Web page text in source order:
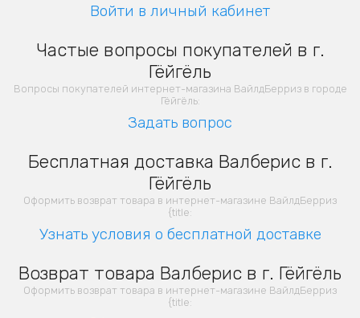
Войти в личный кабинет
Частые вопросы покупателей в г.
Гёйгёль
Вопросы покупателей интернет-магазина ВайлдБерриз в городе
Гёйгёль:
Задать вопрос
Бесплатная доставка Валберис в г.
Гёйгёль
Оформить возврат товара в интернет-магазине ВайлдБерриз
{title:
Узнать условия о бесплатной доставке
Возврат товара Валберис в г. Гёйгёль
Оформить возврат товара в интернет-магазине ВайлдБерриз
{title: